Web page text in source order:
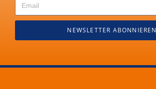
NEWSLETTER ABONNIEREN